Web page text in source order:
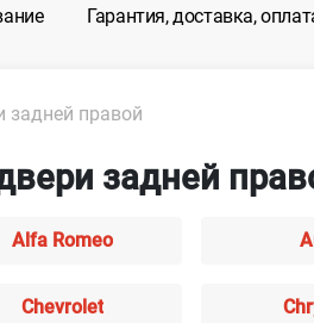
Гарантия, доставка,
задней правой
задней
Alfa Romeo
Chevrolet